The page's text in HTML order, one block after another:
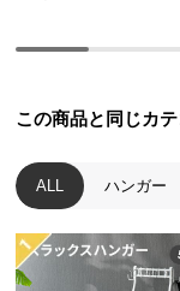
に
て
返
品・
キ
この商品と同じカ
ALL ハンガー